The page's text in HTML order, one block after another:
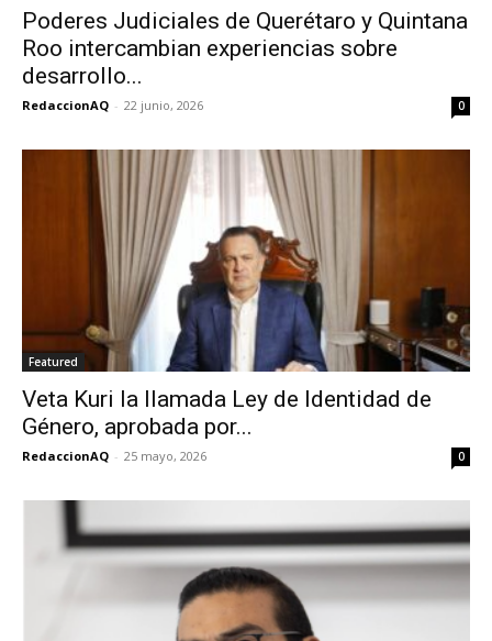
Poderes Judiciales de Querétaro y Quintana
Roo intercambian experiencias sobre
desarrollo...
RedaccionAQ - 22 junio, 2026 0
Featured
Veta Kuri la llamada Ley de Identidad de
Género, aprobada por...
RedaccionAQ - 25 mayo, 2026 0